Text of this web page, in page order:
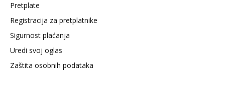
Pretplate
Registracija za pretplatnike
Sigurnost plaćanja
Uredi svoj oglas
Zaštita osobnih podataka